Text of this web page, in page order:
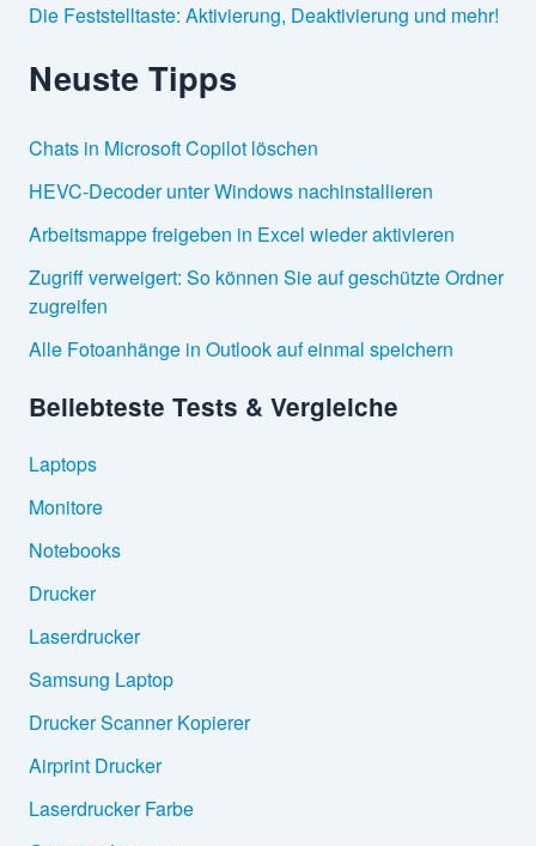
Die Feststelltaste: Aktivierung, Deaktivierung und mehr!
Neuste Tipps
Chats in Microsoft Copilot löschen
HEVC-Decoder unter Windows nachinstallieren
Arbeitsmappe freigeben in Excel wieder aktivieren
Zugriff verweigert: So können Sie auf geschützte Ordner
zugreifen
Alle Fotoanhänge in Outlook auf einmal speichern
Beliebteste Tests & Vergleiche
Laptops
Monitore
Notebooks
Drucker
Laserdrucker
Samsung Laptop
Drucker Scanner Kopierer
Airprint Drucker
Laserdrucker Farbe